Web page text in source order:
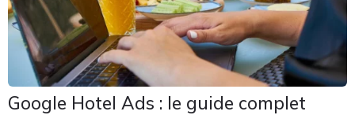
Google Hotel Ads : le guide complet